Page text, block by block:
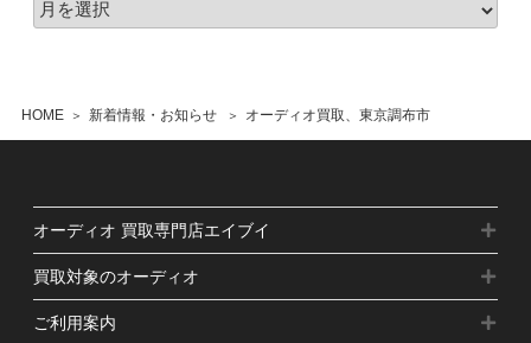
HOME 新着情報・お知らせ オーディオ買取、東京調布市
オーディオ 買取専門店エイブイ
買取対象のオーディオ
ご利用案内